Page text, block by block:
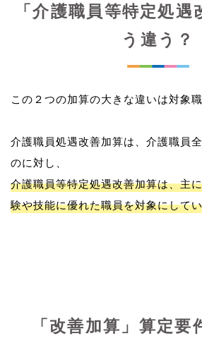
「介護職員等特定処
う違う？
この２つの加算の大きな違いは対象
介護職員処遇改善加算は、介護職員
介護職員等特定処遇改善加算は、主
験や技能に優れた職員を対象にして
「改善加算」算定要